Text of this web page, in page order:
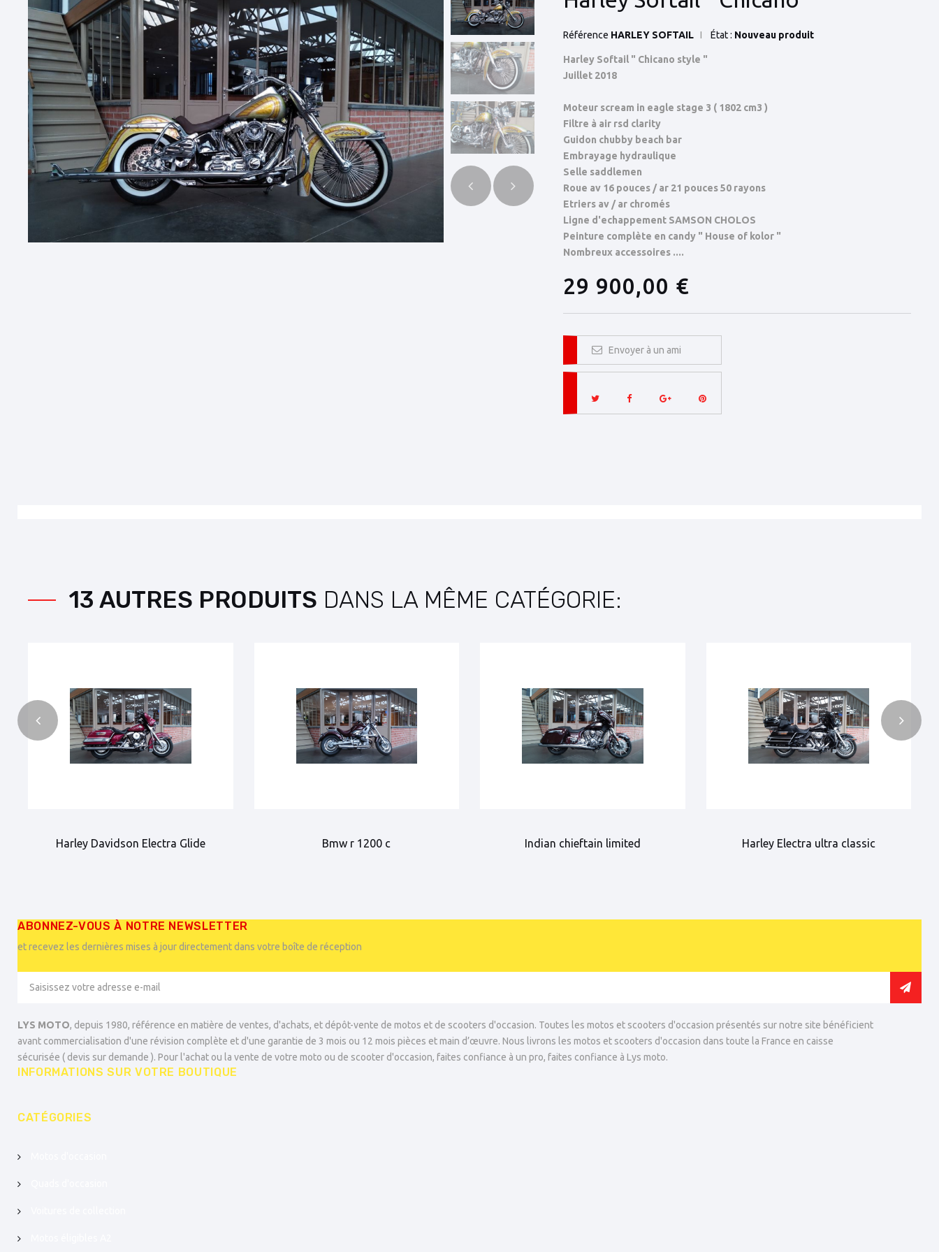
Référence HARLEY SOFTAIL État : Nouveau produit
Harley Softail " Chicano style "
Juillet 2018
Moteur scream in eagle stage 3 ( 1802 cm3 )
Filtre à air rsd clarity
Guidon chubby beach bar
Embrayage hydraulique
Selle saddlemen
Roue av 16 pouces / ar 21 pouces 50 rayons
Etriers av / ar chromés
Ligne d'echappement SAMSON CHOLOS
Peinture complète en candy " House of kolor "
Nombreux accessoires ....
29 900,00 €
Envoyer à un ami
13 AUTRES PRODUITS DANS LA MÊME CATÉGORIE:
Harley Davidson Electra Glide Bmw r 1200 c Indian chieftain limited Harley Electra ultra classic
ABONNEZ-VOUS À NOTRE NEWSLETTER
et recevez les dernières mises à jour directement dans votre boîte de réception
LYS MOTO, depuis 1980, référence en matière de ventes, d'achats, et dépôt-vente de motos et de scooters d'occasion. Toutes les motos et scooters d'occasion présentés sur notre site bénéficient
avant commercialisation d'une révision complète et d'une garantie de 3 mois ou 12 mois pièces et main d’œuvre. Nous livrons les motos et scooters d'occasion dans toute la France en caisse
sécurisée ( devis sur demande ). Pour l'achat ou la vente de votre moto ou de scooter d'occasion, faites confiance à un pro, faites confiance à Lys moto.
INFORMATIONS SUR VOTRE BOUTIQUE
CATÉGORIES